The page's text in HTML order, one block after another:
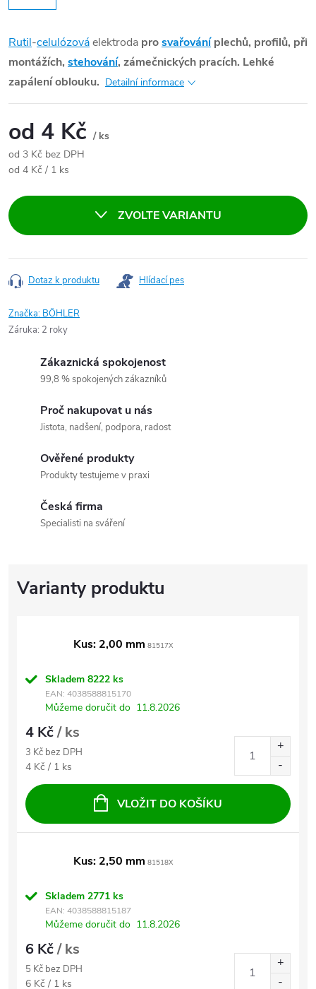
Rutil-celulózováelektroda prosvařováníplechů, profilů, při
montážích, stehování, zámečnických pracích. Lehké
zapálení oblouku. Detailní informace
od 4 Kč / ks
od 3 Kč bez DPH
Měrná cena:
od 4 Kč / 1 ks
ZVOLTE VARIANTU
Dotaz k produktu Hlídací pes
Značka: BÖHLER
Záruka: 2 roky
Zákaznická spokojenost
99,8 % spokojených zákazníků
Proč nakupovat u nás
Jistota, nadšení, podpora, radost
Ověřené produkty
Produkty testujeme v praxi
Česká firma
Specialisti na sváření
Kus: 2,00 mm 81517X
Skladem 8222 ks
EAN: 4038588815170
Můžeme doručit do 11.8.2026
4 Kč/ ks
3 Kč bez DPH
Měrná cena:
4 Kč / 1 ks
VLOŽIT DO KOŠÍKU
Kus: 2,50 mm 81518X
Skladem 2771 ks
EAN: 4038588815187
Můžeme doručit do 11.8.2026
6 Kč/ ks
5 Kč bez DPH
Měrná cena:
6 Kč / 1 ks